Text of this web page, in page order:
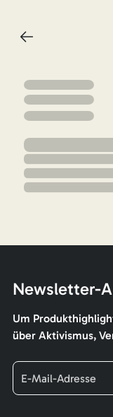
Newsletter-
Um
über Aktivismus,